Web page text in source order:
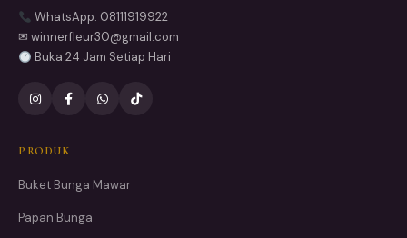
WhatsApp: 08111919922
✉ winnerfleur30@gmail.com
Buka 24 Jam Setiap Hari
PRODUK
Buket Bunga Mawar
Papan Bunga